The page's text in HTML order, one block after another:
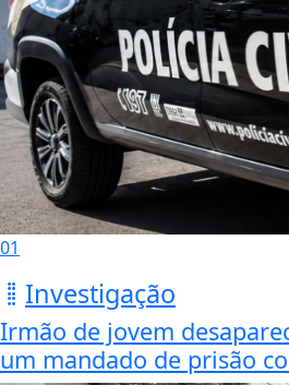
01
Investigação
Irmão de jovem
um mandado de prisão